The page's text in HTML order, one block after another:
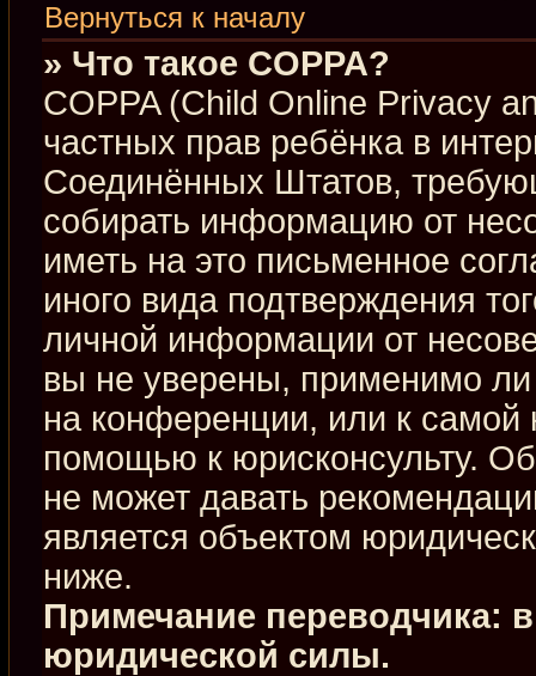
Вернуться к началу
» Что такое COPPA?
COPPA (Child Online Privacy
частных прав ребёнка в
Соединённых Штатов,
собирать информацию от
иметь на это письменное
иного вида подтверждения
личной информации от
вы не уверены, применимо
на конференции, или к самой
помощью к юрисконсульту.
не может давать
является объектом
ниже.
Примечание переводчика:
юридической силы.